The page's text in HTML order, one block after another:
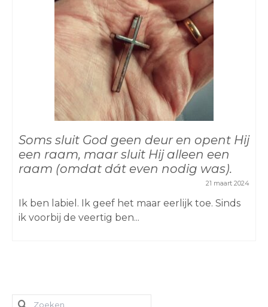
Soms sluit God geen deur en opent Hij
een raam, maar sluit Hij alleen een
raam (omdat dát even nodig was).
21 maart 2024
Ik ben labiel. Ik geef het maar eerlijk toe. Sinds
ik voorbij de veertig ben...
Zoeken